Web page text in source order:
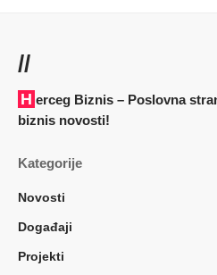
//
Herceg Biznis – Poslovna strana Hercegovine. Vaš izvor
biznis novosti!
Kategorije
Novosti
Događaji
Projekti